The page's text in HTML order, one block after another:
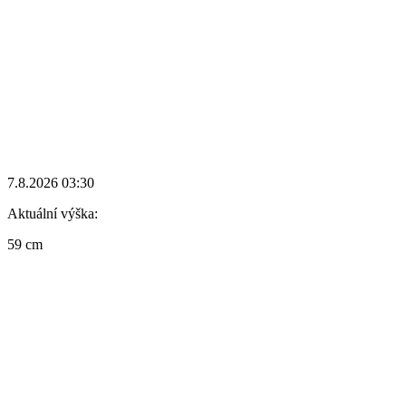
7.8.2026 03:30
Aktuální výška:
59 cm